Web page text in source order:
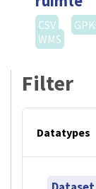
CSV
WMS
Filter
Datatypes